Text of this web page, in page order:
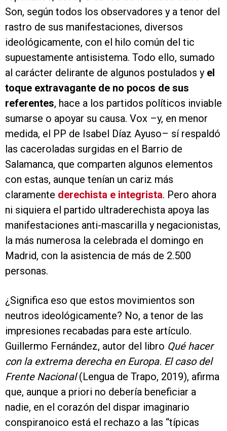
Son, según todos los observadores y a tenor del
rastro de sus manifestaciones, diversos
ideológicamente, con el hilo común del tic
supuestamente antisistema. Todo ello, sumado
al carácter delirante de algunos postulados y el
toque extravagante de no pocos de sus
referentes, hace a los partidos políticos inviable
sumarse o apoyar su causa. Vox –y, en menor
medida, el PP de Isabel Díaz Ayuso– sí respaldó
las caceroladas surgidas en el Barrio de
Salamanca, que comparten algunos elementos
con estas, aunque tenían un cariz más
claramente derechista e integrista. Pero ahora
ni siquiera el partido ultraderechista apoya las
manifestaciones anti-mascarilla y negacionistas,
la más numerosa la celebrada el domingo en
Madrid, con la asistencia de más de 2.500
personas.
¿Significa eso que estos movimientos son
neutros ideológicamente? No, a tenor de las
impresiones recabadas para este artículo.
Guillermo Fernández, autor del libro Qué hacer
con la extrema derecha en Europa. El caso del
Frente Nacional(Lengua de Trapo, 2019), afirma
que, aunque a priori no debería beneficiar a
nadie, en el corazón del dispar imaginario
conspiranoico está el rechazo a las “típicas